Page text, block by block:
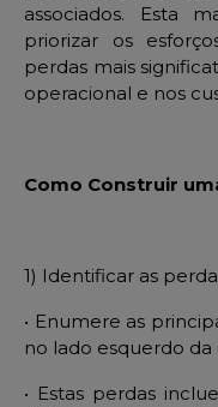
associados. Esta
priorizar os
perdas mais
operacional e nos
Como Construir
1) Identificar as
• Enumere as
no lado esquerdo da
• Estas perdas